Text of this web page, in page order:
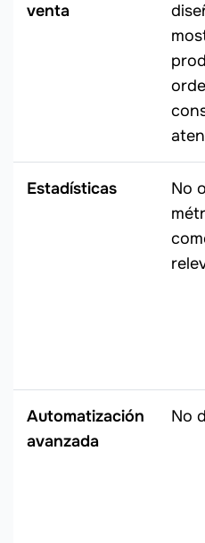
venta
Estadísticas
No
Automatización
avanzada
No